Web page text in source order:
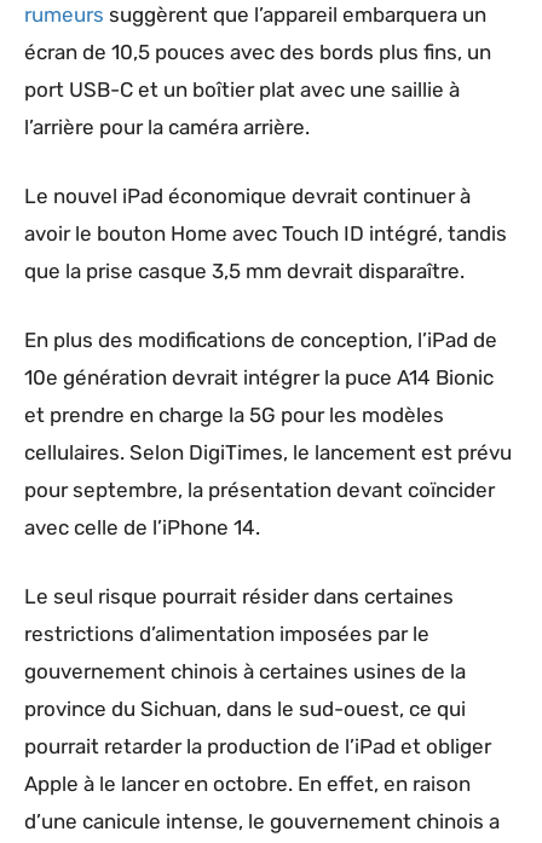
rumeurs suggèrent que l’appareil embarquera un
écran de 10,5 pouces avec des bords plus fins, un
port USB-C et un boîtier plat avec une saillie à
l’arrière pour la caméra arrière.
Le nouvel iPad économique devrait continuer à
avoir le bouton Home avec Touch ID intégré, tandis
que la prise casque 3,5 mm devrait disparaître.
En plus des modifications de conception, l’iPad de
10e génération devrait intégrer la puce A14 Bionic
et prendre en charge la 5G pour les modèles
cellulaires. Selon DigiTimes, le lancement est prévu
pour septembre, la présentation devant coïncider
avec celle de l’iPhone 14.
Le seul risque pourrait résider dans certaines
restrictions d’alimentation imposées par le
gouvernement chinois à certaines usines de la
province du Sichuan, dans le sud-ouest, ce qui
pourrait retarder la production de l’iPad et obliger
Apple à le lancer en octobre. En effet, en raison
d’une canicule intense, le gouvernement chinois a